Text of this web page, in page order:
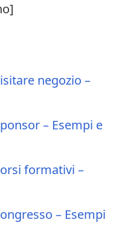
negozio –
– Esempi e
formativi –
– Esempi